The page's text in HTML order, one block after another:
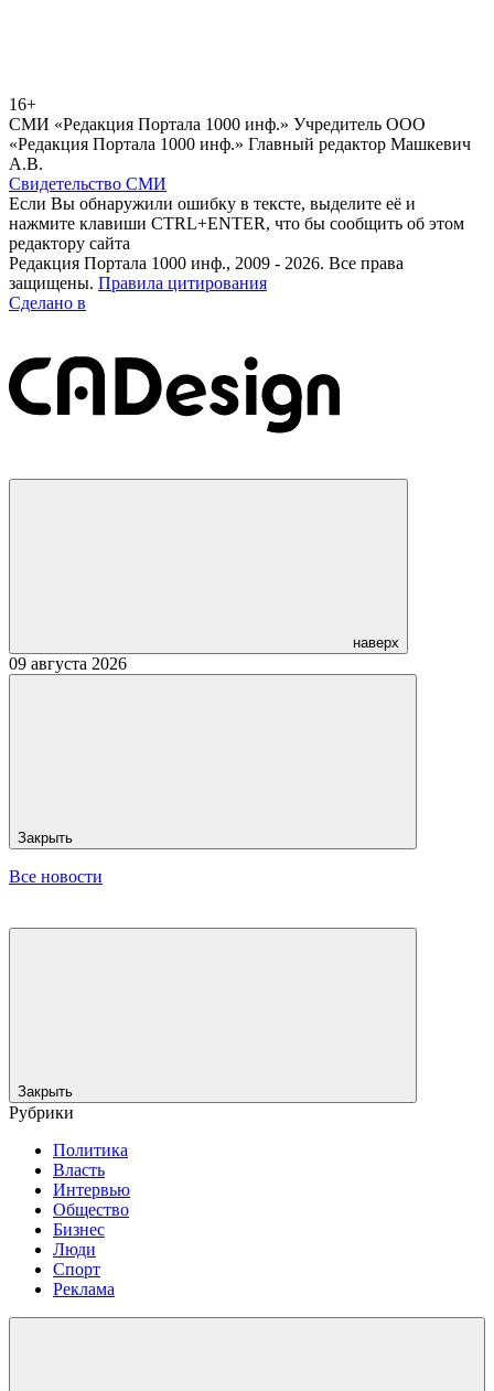
16+
СМИ «Редакция Портала 1000 инф.» Учредитель ООО
«Редакция Портала 1000 инф.» Главный редактор Машкевич
А.В.
Свидетельство СМИ
Если Вы обнаружили ошибку в тексте, выделите её и
нажмите клавиши CTRL+ENTER, что бы сообщить об этом
редактору сайта
Редакция Портала 1000 инф., 2009 - 2026. Все права
защищены. Правила цитирования
Сделано в
наверх
09 августа 2026
Закрыть
Все новости
Закрыть
Рубрики
Политика
Власть
Интервью
Общество
Бизнес
Люди
Спорт
Реклама